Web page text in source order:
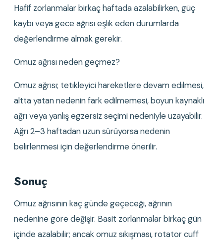
Hafif zorlanmalar birkaç haftada azalabilirken, güç
kaybı veya gece ağrısı eşlik eden durumlarda
değerlendirme almak gerekir.
Omuz ağrısı neden geçmez?
Omuz ağrısı; tetikleyici hareketlere devam edilmesi,
altta yatan nedenin fark edilmemesi, boyun kaynaklı
ağrı veya yanlış egzersiz seçimi nedeniyle uzayabilir.
Ağrı 2–3 haftadan uzun sürüyorsa nedenin
belirlenmesi için değerlendirme önerilir.
Sonuç
Omuz ağrısının kaç günde geçeceği, ağrının
nedenine göre değişir. Basit zorlanmalar birkaç gün
içinde azalabilir; ancak omuz sıkışması, rotator cuff